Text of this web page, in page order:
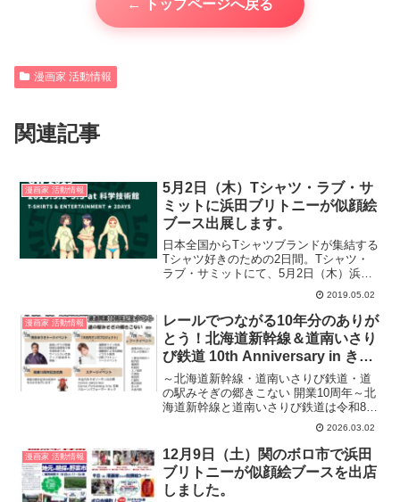
← トップページへ戻る
漫画家 活動情報
関連記事
漫画家 活動情報
5月2日（木）Tシャツ・ラブ・サ
ミットに浜田ブリトニーが似顔絵
ブース出展します。
日本全国からTシャツブランドが集結する
Tシャツ好きのための2日間。Tシャツ・
ラブ・サミットにて、5月2日（木）浜田
ブリトニーが似顔絵ブースを出展しま
す。Tシャツ・ラブ・サミット
2019.05.02
漫画家 活動情報
レールでつながる10年分のありが
とう！北海道新幹線＆道南いさり
び鉄道 10th Anniversary in きこ
ない
～北海道新幹線・道南いさりび鉄道・道
の駅みそぎの郷きこない 開業10周年～北
海道新幹線と道南いさりび鉄道は令和8年
3月26日に開業10周年を迎えます。木古内
町では様々なイベントを開催しますの
で、皆さんぜひお越しください！
2026.03.02
漫画家 活動情報
12月9日（土）関のボロ市で浜田
ブリトニーが似顔絵ブースを出店
しました。